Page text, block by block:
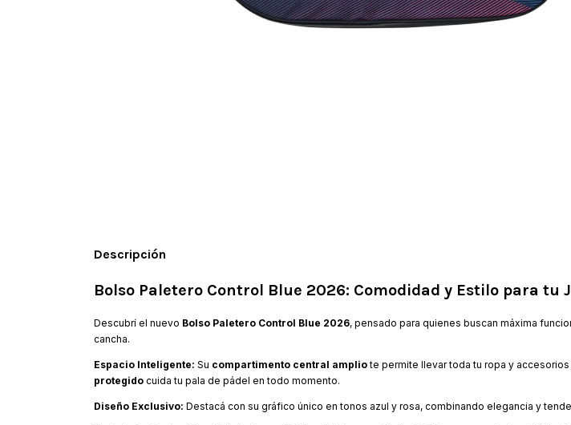
Descripción
Bolso Paletero Control Blue 2026: Comodidad y Estilo para tu
Descubrí el nuevo Bolso Paletero Control Blue 2026, pensado para quienes buscan máxima
cancha.
Espacio Inteligente: Su compartimento central ampliote permite llevar toda tu ropa y
protegido cuida tu pala de pádel en todo momento.
Diseño Exclusivo: Destacá con su gráfico único en tonos azul y rosa, combinando elegancia y